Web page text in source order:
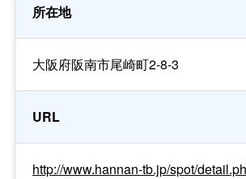
所在地
大阪府阪南市尾崎町2-8-3
URL
http://www.hannan-tb.jp/spot/